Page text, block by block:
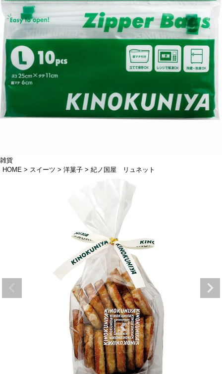
雑貨
HOME
スイーツ 洋菓子 紀ノ国屋 リュネット